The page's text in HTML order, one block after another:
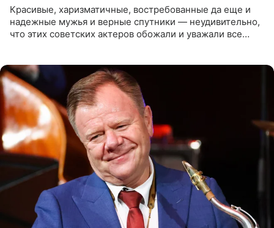
Красивые, харизматичные, востребованные да еще и
надежные мужья и верные спутники — неудивительно,
что этих советских актеров обожали и уважали все